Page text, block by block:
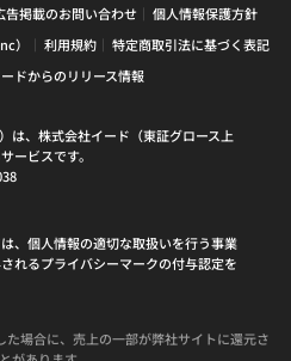
告掲載のお問い合わせ
個人情報保護方針
）
利用規約
特定商取引法に基づく表記
ドからのリリース情報
は、株式会社イード（東証グロース上
ービスです。
、個人情報の適切な取扱いを行う事業
れるプライバシーマークの付与認定を
場合に、売上の一部が弊社サイトに還元さ